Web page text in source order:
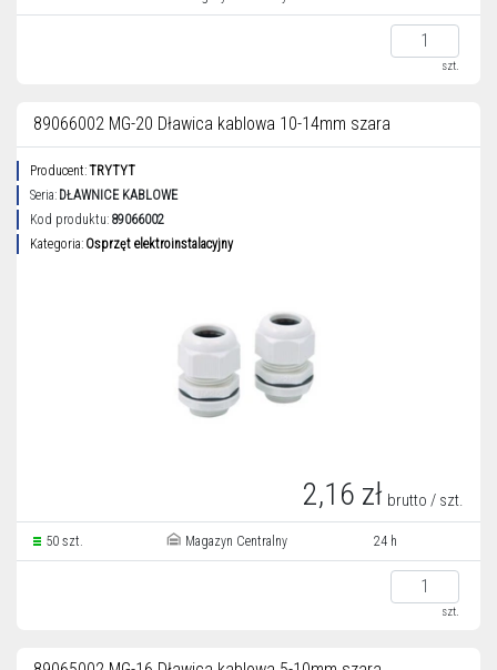
szt.
89066002 MG-20 Dławica kablowa 10-14mm szara
Producent:TRYTYT
Seria: DŁAWNICE KABLOWE
Kod produktu: 89066002
Kategoria: Osprzęt elektroinstalacyjny
2,16 zł brutto / szt.
50 szt. Magazyn Centralny 24 h
szt.